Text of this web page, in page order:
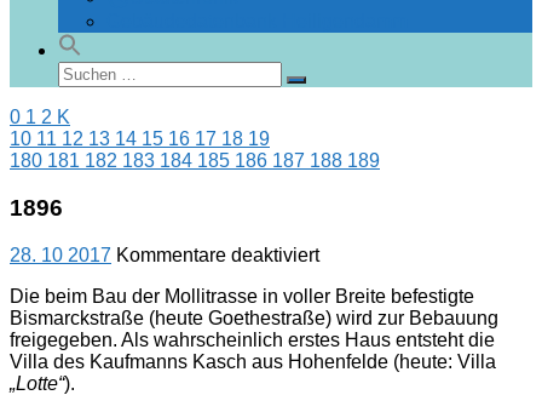
Suchen
nach:
Suchen
0 1 2 K
10 11 12 13 14 15 16 17 18 19
180 181 182 183 184 185 186 187 188 189
1896
28. 10 2017 Kommentare deaktiviertfür
Die beim Bau der Mollitrasse in voller Breite befestigte
Bismarckstraße (heute Goethestraße) wird zur Bebauung
freigegeben. Als wahrscheinlich erstes Haus entsteht die
Villa des Kaufmanns Kasch aus Hohenfelde (heute: Villa
„Lotte“).